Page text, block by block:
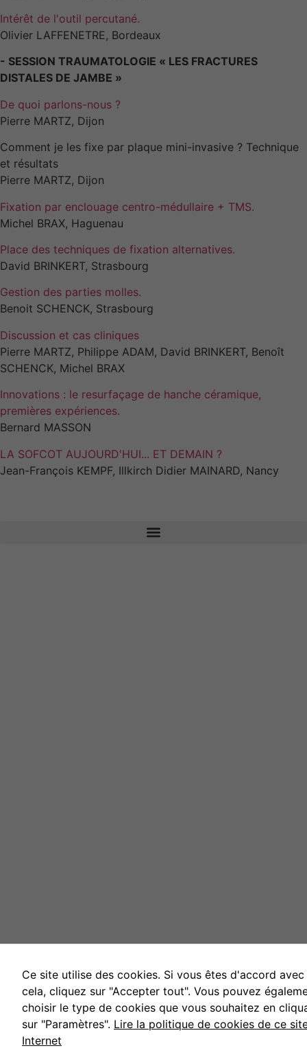
Intérêt de l'outil percutané.
Olivier LAFFENETRE, Bordeaux
- SESSION TRAUMATOLOGIE « LES FRACTURES
DISTALES DE JAMBE »
De quoi parlons-nous ?
Pierre MARTZ, Dijon
Comment je les fixe par plaque mini-invasive ? Technique
et résultats
Pierre MARTZ, Dijon
Fixation par enclouage centro-médullaire + TMS.
Michel BRAX, Haguenau
Place des techniques de fixation alternatives.
David BRINKERT, Strasbourg
Gestion des parties molles.
Benoit SCHENCK, Strasbourg
Discussion et cas cliniques
Pierre MARTZ, Philippe ADAM, David BRINKERT, Benoît
SCHENCK, Michel BRAX
Innovations : le resurfaçage de hanche céramique,
premières expériences.
Bernard MASSON
LA SOFCOT AUJOURD'HUI... ET DEMAIN ?
Jean-François KEMPF, Illkirch Didier MAINARD, Nancy
Ce site utilise des cookies. Si vous êtes d'accord avec
cela, cliquez sur "Accepter tout". Vous pouvez
choisir le type de cookies que vous souhaitez en
sur "Paramètres". Lire la politique de cookies de ce
Internet